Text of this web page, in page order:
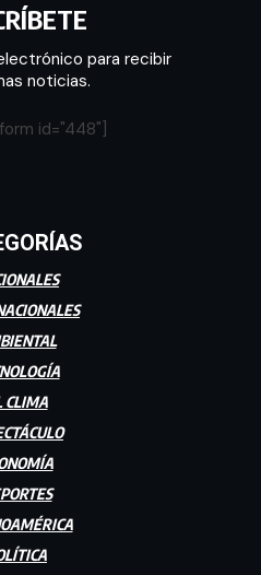
para recibir
noticias.
id="448"]
CLIMA